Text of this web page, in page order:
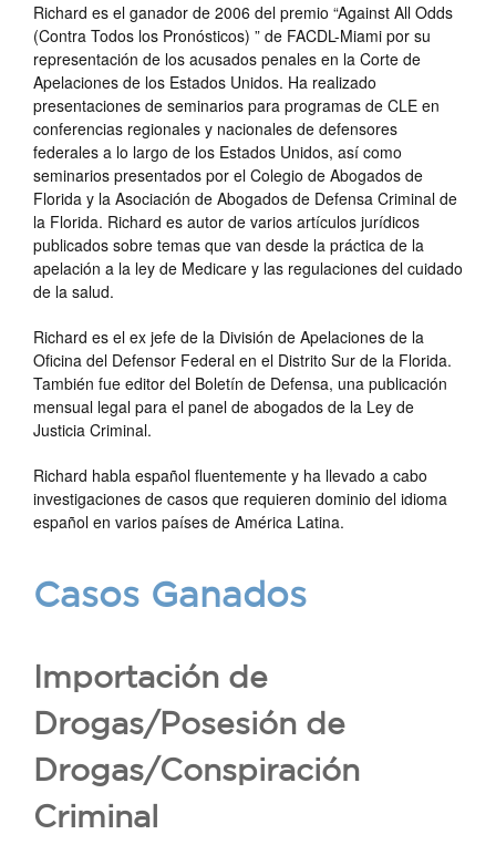
Richard es el ganador de 2006 del premio “Against All Odds
(Contra Todos los Pronósticos) ” de FACDL-Miami por su
representación de los acusados penales en la Corte de
Apelaciones de los Estados Unidos. Ha realizado
presentaciones de seminarios para programas de CLE en
conferencias regionales y nacionales de defensores
federales a lo largo de los Estados Unidos, así como
seminarios presentados por el Colegio de Abogados de
Florida y la Asociación de Abogados de Defensa Criminal de
la Florida. Richard es autor de varios artículos jurídicos
publicados sobre temas que van desde la práctica de la
apelación a la ley de Medicare y las regulaciones del cuidado
de la salud.
Richard es el ex jefe de la División de Apelaciones de la
Oficina del Defensor Federal en el Distrito Sur de la Florida.
También fue editor del Boletín de Defensa, una publicación
mensual legal para el panel de abogados de la Ley de
Justicia Criminal.
Richard habla español fluentemente y ha llevado a cabo
investigaciones de casos que requieren dominio del idioma
español en varios países de América Latina.
Casos Ganados
Importación de
Drogas/Posesión de
Drogas/Conspiración
Criminal